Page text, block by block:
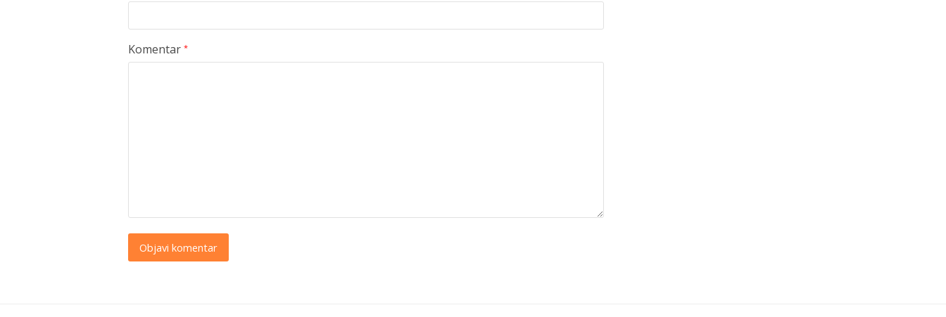
Komentar *